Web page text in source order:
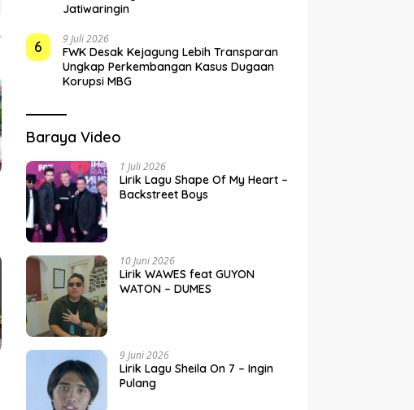
Jatiwaringin
6 9 Juli 2026
FWK Desak Kejagung Lebih Transparan
Ungkap Perkembangan Kasus Dugaan
Korupsi MBG
Baraya Video
1 Juli 2026
Lirik Lagu Shape Of My Heart –
Backstreet Boys
10 Juni 2026
Lirik WAWES feat GUYON
WATON – DUMES
9 Juni 2026
Lirik Lagu Sheila On 7 – Ingin
Pulang